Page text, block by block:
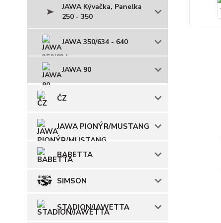
JAWA Kývačka, Panelka
250 - 350
JAWA 350/634 - 640
JAWA 90
ČZ
JAWA PIONÝR/MUSTANG
BABETTA
SIMSON
STADION/JAWETTA